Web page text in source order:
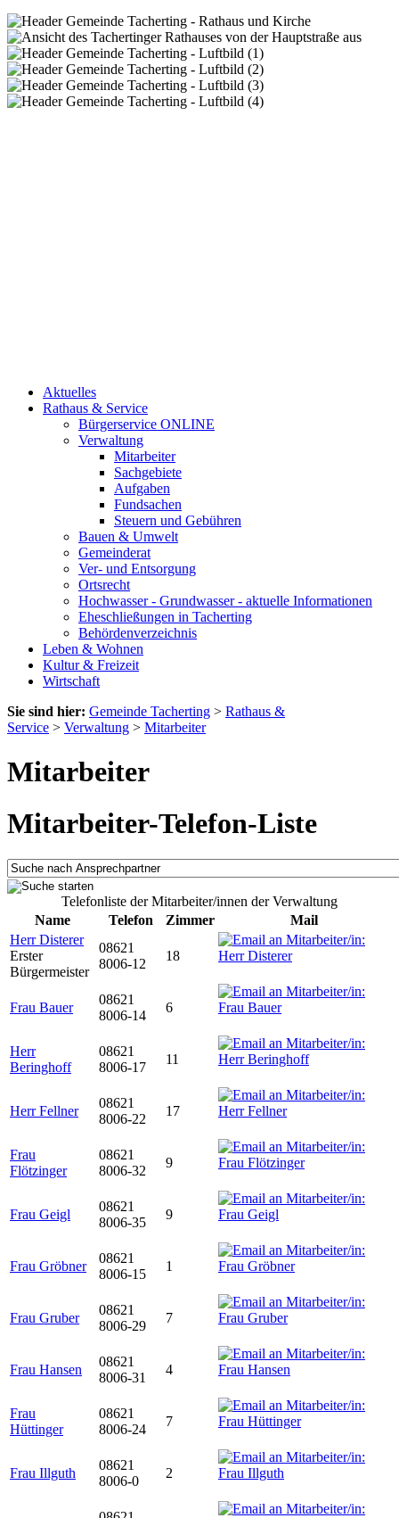
Aktuelles
Rathaus & Service
Bürgerservice ONLINE
Verwaltung
Mitarbeiter
Sachgebiete
Aufgaben
Fundsachen
Steuern und Gebühren
Bauen & Umwelt
Gemeinderat
Ver- und Entsorgung
Ortsrecht
Hochwasser - Grundwasser - aktuelle Informationen
Eheschließungen in Tacherting
Behördenverzeichnis
Leben & Wohnen
Kultur & Freizeit
Wirtschaft
Sie sind hier: Gemeinde Tacherting > Rathaus &
Service > Verwaltung > Mitarbeiter
Mitarbeiter
Mitarbeiter-Telefon-Liste
Telefonliste der Mitarbeiter/innen der Verwaltung
Name
Telefon Zimmer
Mail
Herr Disterer
Erster
Bürgermeister
08621
8006-12
18
Frau Bauer
08621
8006-14
6
Herr
Beringhoff
08621
8006-17
11
Herr Fellner
08621
8006-22
17
Frau
Flötzinger
08621
8006-32
9
Frau Geigl
08621
8006-35
9
Frau Gröbner
08621
8006-15
1
Frau Gruber
08621
8006-29
7
Frau Hansen
08621
8006-31
4
Frau
Hüttinger
08621
8006-24
7
Frau Illguth
08621
8006-0
2